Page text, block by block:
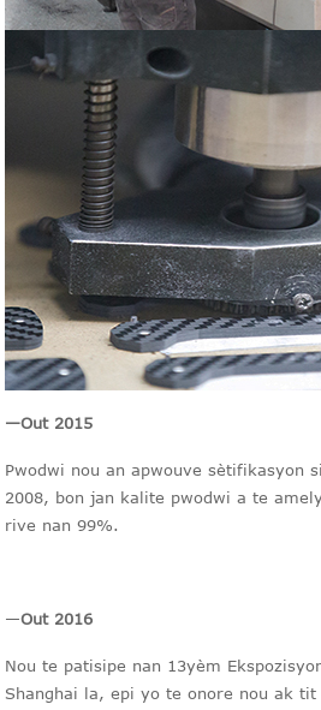
—Out 2015
Pwodwi nou an apwouve sètifikasyon
2008, bon jan kalite pwodwi a te
rive nan 99%.
—Out 2016
Nou te patisipe nan 13yèm
Shanghai la, epi yo te onore nou ak